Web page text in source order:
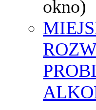
okno)